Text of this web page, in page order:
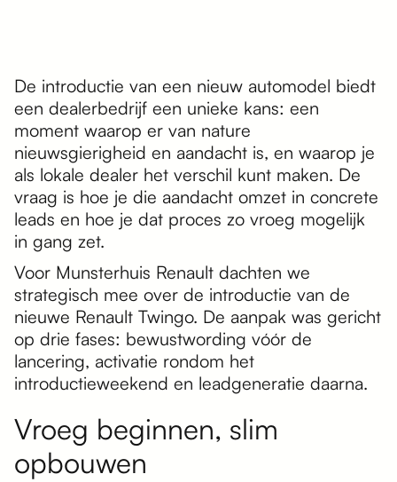
De introductie van een nieuw automodel biedt
een dealerbedrijf een unieke kans: een
moment waarop er van nature
nieuwsgierigheid en aandacht is, en waarop je
als lokale dealer het verschil kunt maken. De
vraag is hoe je die aandacht omzet in concrete
leads en hoe je dat proces zo vroeg mogelijk
in gang zet.
Voor Munsterhuis Renault dachten we
strategisch mee over de introductie van de
nieuwe Renault Twingo. De aanpak was gericht
op drie fases: bewustwording vóór de
lancering, activatie rondom het
introductieweekend en leadgeneratie daarna.
Vroeg beginnen, slim
opbouwen